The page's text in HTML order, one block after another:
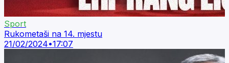
Sport
Rukometaši na 14. mjestu
21/02/2024•17:07